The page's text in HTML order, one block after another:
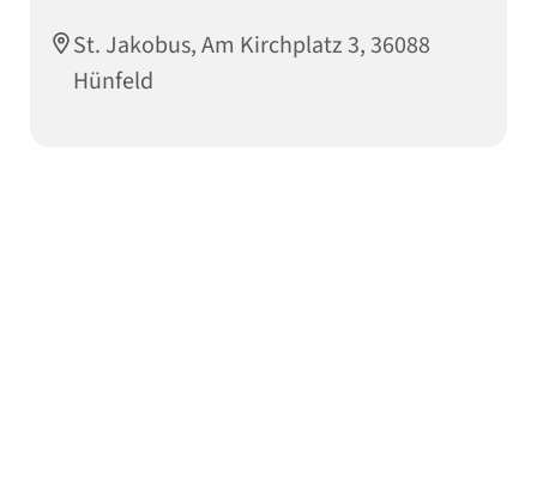
St. Jakobus, Am Kirchplatz 3, 36088
Hünfeld